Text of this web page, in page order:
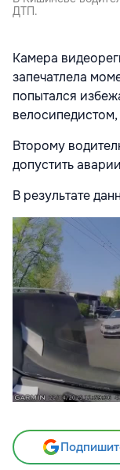
ДТП.
Камера
запечатлела
попытался
Второму
допустить
В результате